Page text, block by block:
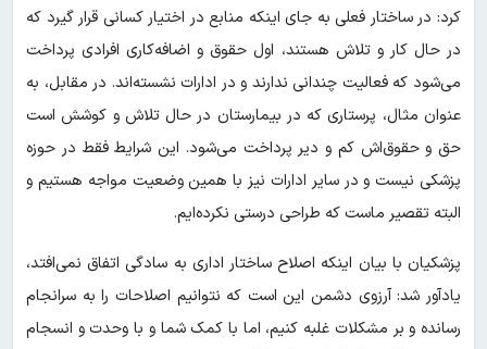
کرد: در ساختار فعلی به جای اینکه منابع در اختیار کسانی قرار گیرد که
در حال کار و تلاش هستند، اول حقوق و اضافه‌کاری افرادی پرداخت
می‌شود که فعالیت چندانی ندارند و در ادارات نشسته‌اند. در مقابل، به
عنوان مثال، پرستاری که در بیمارستان در حال تلاش و کوشش است
حق و حقوق‌اش کم و دیر پرداخت می‌شود. این شرایط فقط در حوزه
پزشکی نیست و در سایر ادارات نیز با همین وضعیت مواجه هستیم و
البته تقصیر ماست که طراحی درستی نکرده‌ایم.
پزشکیان با بیان اینکه اصلاح ساختار اداری به سادگی اتفاق نمی‌افتد،
یادآور شد: آرزوی دشمن این است که نتوانیم اصلاحات را به سرانجام
رسانده و بر مشکلات غلبه کنیم، اما با کمک شما و با وحدت و انسجام